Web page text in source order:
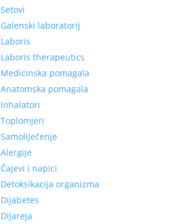
Setovi
Galenski laboratorij
Laboris
Laboris therapeutics
Medicinska pomagala
Anatomska pomagala
Inhalatori
Toplomjeri
Samoliječenje
Alergije
Čajevi i napici
Detoksikacija organizma
Dijabetes
Dijareja